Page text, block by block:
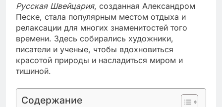
Русская Швейцария, созданная Александром
Песке, стала популярным местом отдыха и
релаксации для многих знаменитостей того
времени. Здесь собирались художники,
писатели и ученые, чтобы вдохновиться
красотой природы и насладиться миром и
тишиной.
Содержание